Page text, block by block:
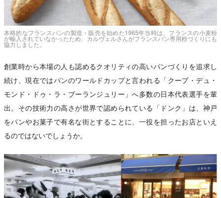
本格的なフランスパンの製造・販売を始めた1965年当時は、フランスの小麦粉
が輸入されていなかったため、カルヴェルさんがフランスパン専用粉づくりにも
協力しました。
創業時から本場の人も認めるクオリティの高いパンづくりを追求し
続け、現在ではパンのワールドカップと言われる「クープ・デュ・
モンド・ドゥ・ラ・ブーランジュリー」へ多数の日本代表選手を輩
出。その技術力の高さが世界で認められている「ドンク」は、神戸
をパンやお菓子で有名な街とすることに、一役を担ったお店といえ
るのではないでしょうか。